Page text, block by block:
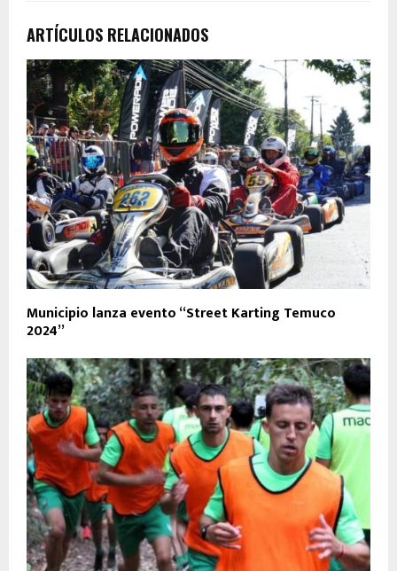
ARTÍCULOS RELACIONADOS
Municipio lanza evento “Street Karting Temuco
2024”